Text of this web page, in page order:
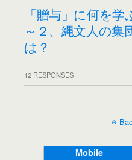
「贈与」に何を学
～２、縄文人の集
は？
12 RESPONSES
Mobile